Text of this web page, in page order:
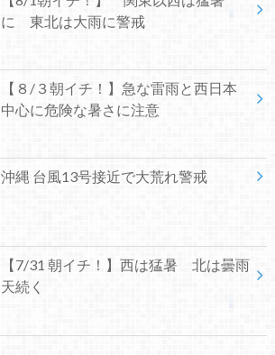
に 東北は大雨に警戒
【８/３朝イチ！】急な雷雨と西日本
中心に危険な暑さに注意
沖縄 台風13号接近で大荒れ警戒
【7/31 朝イチ！】西は猛暑 北は曇雨
天続く